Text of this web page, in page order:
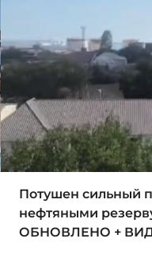
Потушен сильный
нефтяными
ОБНОВЛЕНО +